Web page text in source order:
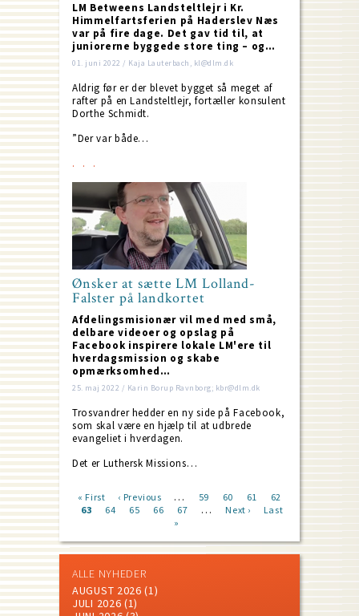
LM Betweens Landsteltlejr i Kr.
Himmelfartsferien på Haderslev Næs
var på fire dage. Det gav tid til, at
juniorerne byggede store ting – og…
01. juni 2022 / Kaja Lauterbach, kl@dlm.dk
Aldrig før er der blevet bygget så meget af
rafter på en Landsteltlejr, fortæller konsulent
Dorthe Schmidt.
”Der var både…
Ønsker at sætte LM Lolland-
Falster på landkortet
Afdelingsmisionær vil med med små,
delbare videoer og opslag på
Facebook inspirere lokale LM'ere til
hverdagsmission og skabe
opmærksomhed…
25. maj 2022 / Karin Borup Ravnborg; kbr@dlm.dk
Trosvandrer hedder en ny side på Facebook,
som skal være en hjælp til at udbrede
evangeliet i hverdagen.
Det er Luthersk Missions…
Pagination
First
page
« First
Previous
page
‹ Previous … Page
59 Page
60 Page
61 Page
62
Current
63 Page
64 Page
65 Page
66 Page
67 …
Next
Next ›
Last
Last
»
ALLE NYHEDER
AUGUST 2026 (1)
JULI 2026 (1)